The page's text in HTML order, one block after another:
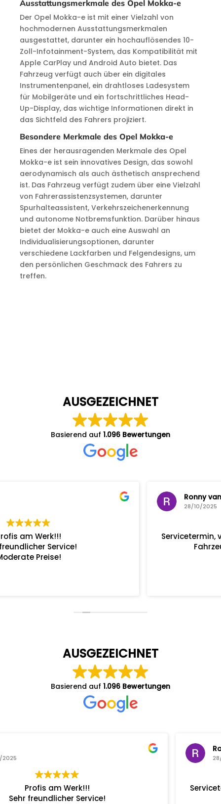
Ausstattungsmerkmale des Opel Mokka-e
Der Opel Mokka-e ist mit einer Vielzahl von
hochmodernen Ausstattungsmerkmalen
ausgestattet, darunter ein hochauflösendes 10-
Zoll-Infotainment-System, das Kompatibilität mit
Apple CarPlay und Android Auto bietet. Das
Fahrzeug verfügt auch über ein digitales
Instrumentenpanel, ein drahtloses Ladesystem
für Mobilgeräte und ein fortschrittliches Head-
Up-Display, das wichtige Informationen direkt in
das Sichtfeld des Fahrers projiziert.
Besondere Merkmale des Opel Mokka-e
Eines der herausragenden Merkmale des Opel
Mokka-e ist sein innovatives Design, das sowohl
aerodynamisch als auch ästhetisch ansprechend
ist. Das Fahrzeug verfügt zudem über eine Vielzahl
von Fahrerassistenzsystemen, darunter
Spurhalteassistent, Verkehrszeichenerkennung
und autonome Notbremsfunktion. Darüber hinaus
bietet der Mokka-e auch eine Auswahl an
Individualisierungsoptionen, darunter
verschiedene Lackfarben und Felgendesigns, um
den persönlichen Geschmack des Fahrers zu
treffen.
AUSGEZEICHNET
Basierend auf 1.096 Bewertungen
Servicetermin, von der Terminvereinbarung bis zur
Fahrzeugabholung alles Bestens.
AUSGEZEICHNET
Basierend auf 1.096 Bewertungen
Servicetermin, von der Terminvereinbarung bis zur
Fahrzeugabholung alles Bestens.